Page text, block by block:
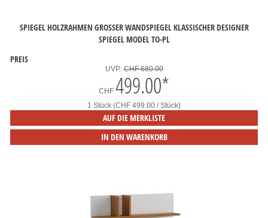
SPIEGEL HOLZRAHMEN GROSSER WANDSPIEGEL KLASSISCHER DESIGNER S
PIEGEL MODEL TO-PL
PREIS
UVP:CHF 680.00
CHF 499.00*
1 Stück (CHF 499.00 / Stück)
AUF DIE MERKLISTE
IN DEN WARENKORB